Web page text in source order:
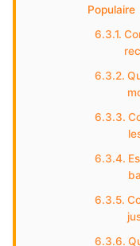
Populaire